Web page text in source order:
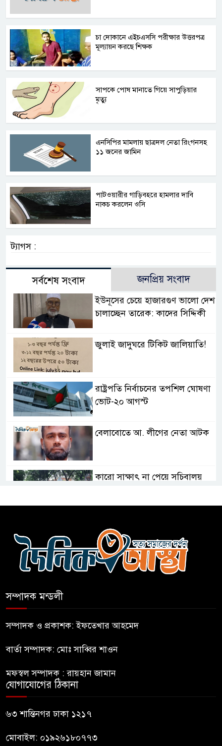
চা দোকানে এইচএসসি পরীক্ষার উত্তরপত্র
মূল্যায়ন করছে শিক্ষক
সাপকে পোষ মানাতে গিয়ে সাপুড়িয়ার
মৃত্যু
এনসিপির মামলায় ছাত্রদল নেতা রিংগনসহ
১১ জনের জামিন
পাটওয়ারীর গাড়িবহরে হামলার দাবি
নাকচ করলেন ওসি
ট্যাগস :
সর্বশেষ সংবাদ জনপ্রিয় সংবাদ
ইউনূসের চেয়ে হাজারগুণ ভালো দেশ
চালাচ্ছেন তারেক: কাদের সিদ্দিকী
জুলাই জাদুঘরে টিকিট জালিয়াতি!
রাষ্ট্রপতি নির্বাচনের তপশিল ঘোষণা
ভোট-২০ আগস্ট
বেলাবোতে আ. লীগের নেতা আটক
কারো সাক্ষাৎ না পেয়ে সচিবালয়
সচিবালয় অভিমুখে ১১ দলীয়
ঐক্যের পদযাত্রা আটকে দিলো
সুযোগ দেওয়ায় ঢাকার ক্ষোভ
অনুষ্ঠানস্থল থেকে বের করে
সম্পাদক মন্ডলী
সম্পাদক ও প্রকাশক: ইফতেখার আহমেদ
বার্তা সম্পাদক: মোঃ সাব্বির শাওন
মফস্বল সম্পাদক : রায়হান জামান
যোগাযোগের ঠিকানা
৬৩ শান্তিনগর ঢাকা ১২১৭
মোবাইল: ০১৯২৬১৮০৭৭৩